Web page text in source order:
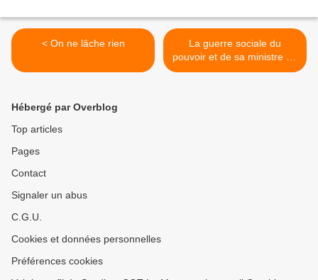
< On ne lâche rien
La guerre sociale du
pouvoir et de sa ministre du
travail ! >
Hébergé par Overblog
Top articles
Pages
Contact
Signaler un abus
C.G.U.
Cookies et données personnelles
Préférences cookies